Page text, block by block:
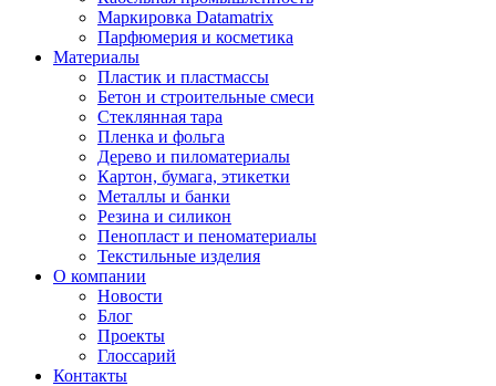
Маркировка Datamatrix
Парфюмерия и косметика
Материалы
Пластик и пластмассы
Бетон и строительные смеси
Стеклянная тара
Пленка и фольга
Дерево и пиломатериалы
Картон, бумага, этикетки
Металлы и банки
Резина и силикон
Пенопласт и пеноматериалы
Текстильные изделия
О компании
Новости
Блог
Проекты
Глоссарий
Контакты